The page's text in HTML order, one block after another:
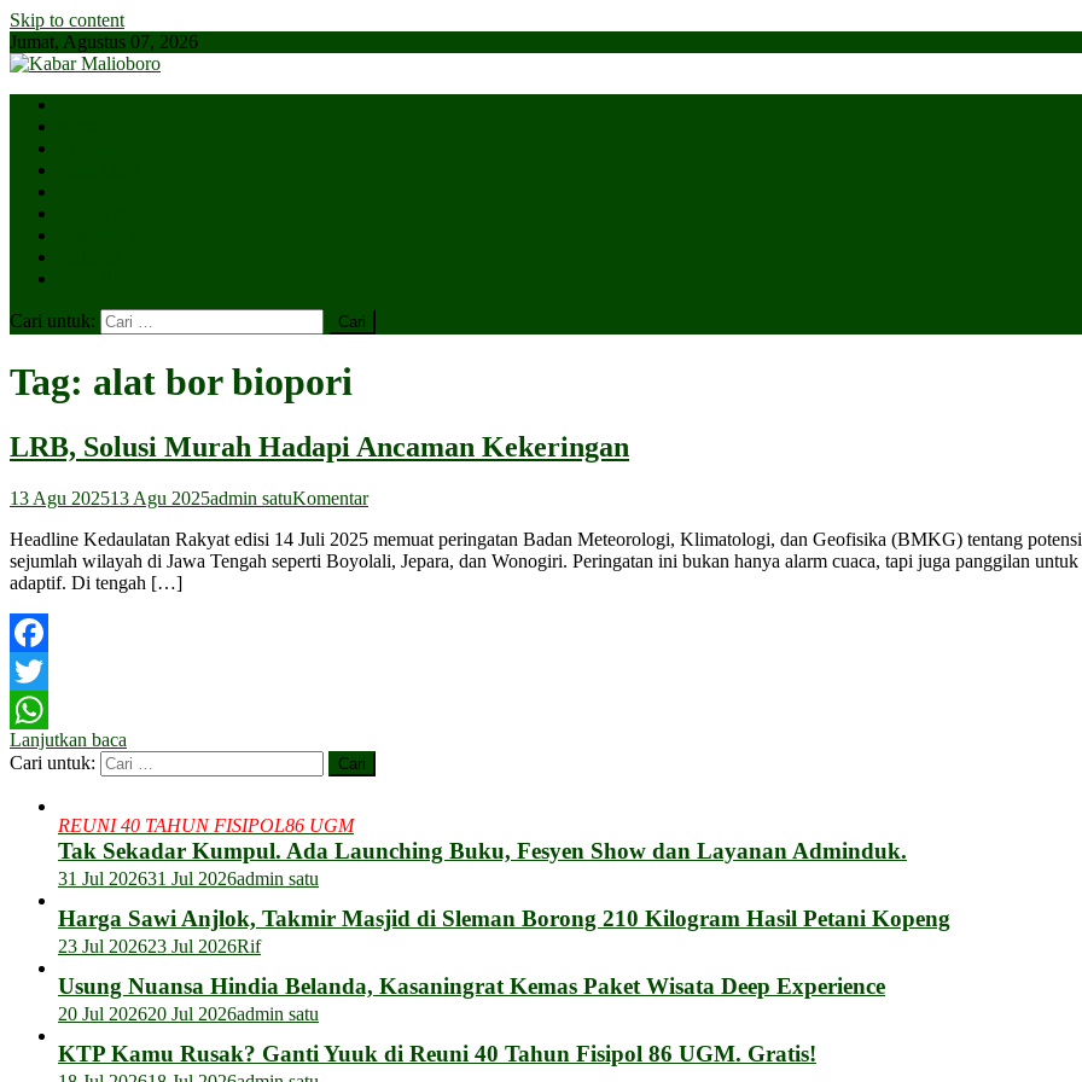
Skip to content
Jumat, Agustus 07, 2026
Cari untuk:
Tag: alat bor biopori
LRB, Solusi Murah Hadapi Ancaman Kekeringan
13 Agu 202513 Agu 2025admin satuKomentar
Headline Kedaulatan Rakyat edisi 14 Juli 2025 memuat peringatan Badan Meteorologi, Klimatologi, dan Geofisika (BMKG) tentang
sejumlah wilayah di Jawa Tengah seperti Boyolali, Jepara, dan Wonogiri. Peringatan ini bukan hanya alarm cuaca, tapi juga panggilan
adaptif. Di tengah […]
Facebook
Twitter
WhatsApp
Lanjutkan baca
Cari untuk:
REUNI 40 TAHUN FISIPOL86 UGM
Tak Sekadar Kumpul. Ada Launching Buku, Fesyen Show dan Layanan Adminduk.
31 Jul 202631 Jul 2026admin satu
Harga Sawi Anjlok, Takmir Masjid di Sleman Borong 210 Kilogram Hasil Petani Kopeng
23 Jul 202623 Jul 2026Rif
Usung Nuansa Hindia Belanda, Kasaningrat Kemas Paket Wisata Deep Experience
20 Jul 202620 Jul 2026admin satu
KTP Kamu Rusak? Ganti Yuuk di Reuni 40 Tahun Fisipol 86 UGM. Gratis!